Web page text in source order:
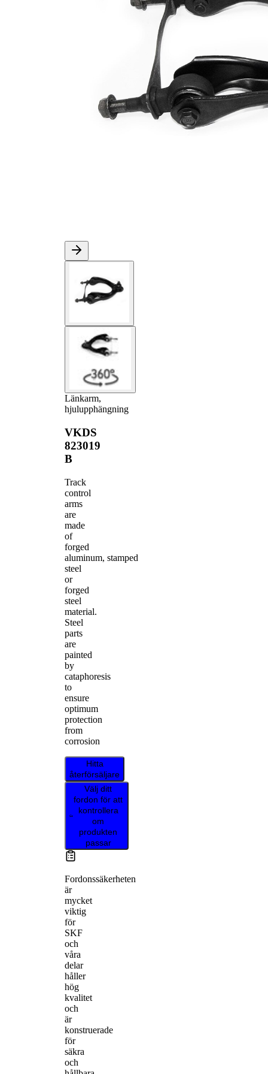
Länkarm,
hjulupphängning
VKDS
823019
B
Track
control
arms
are
made
of
forged
aluminum, stamped
steel
or
forged
steel
material.
Steel
parts
are
painted
by
cataphoresis
to
ensure
optimum
protection
from
corrosion
Hitta
återförsäljare
Välj ditt
fordon för att
kontrollera
om
produkten
passar
Fordonssäkerheten
är
mycket
viktig
för
SKF
och
våra
delar
håller
hög
kvalitet
och
är
konstruerade
för
säkra
och
jämna artikelnummer
823020